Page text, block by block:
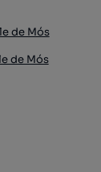
de Mós
de Mós